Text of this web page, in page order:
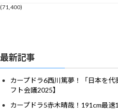
(71,400)
最新記事
カープドラ6西川篤夢！「日本を
フト会議2025】
カープドラ5赤木晴哉！191cm最速